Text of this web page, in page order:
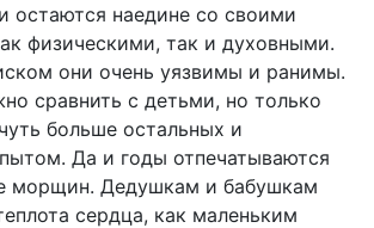
остаются наедине со своими
физическими, так и духовными.
они очень уязвимы и ранимы.
сравнить с детьми, но только
больше остальных и
Да и годы отпечатываются
морщин. Дедушкам и бабушкам
сердца, как маленьким